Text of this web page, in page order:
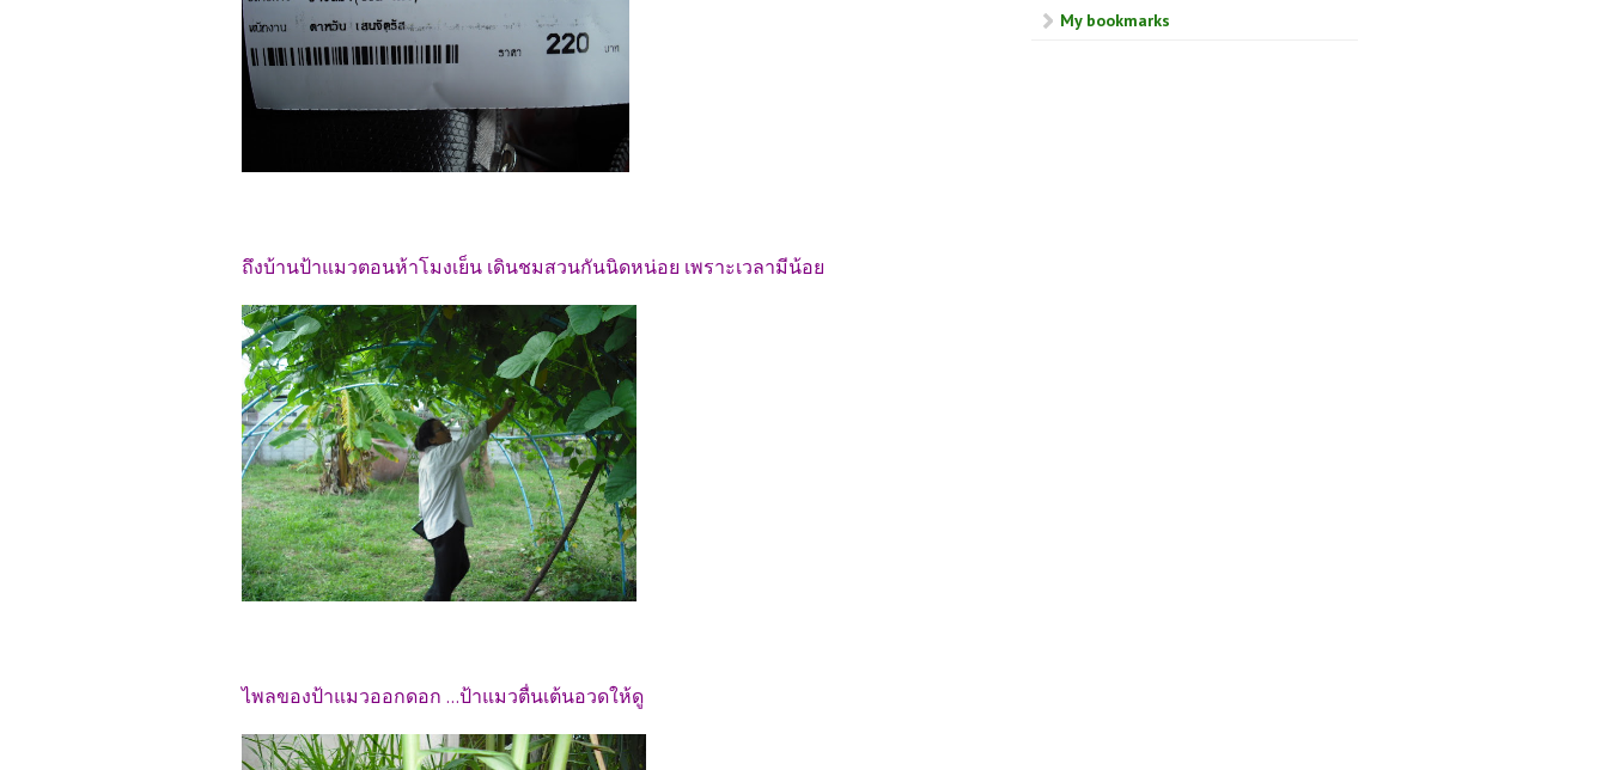
ถึงบ้านป้าแมวตอนห้าโมงเย็น เดินชมสวนกันนิดหน่อย เพราะเวลามีน้อย
ไพลของป้าแมวออกดอก ...ป้าแมวตื่นเต้นอวดให้ดู
My bookmarks